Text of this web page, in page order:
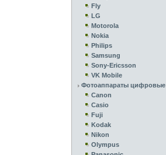
Fly
LG
Motorola
Nokia
Philips
Samsung
Sony-Ericsson
VK Mobile
Фотоаппараты цифровые
Canon
Casio
Fuji
Kodak
Nikon
Olympus